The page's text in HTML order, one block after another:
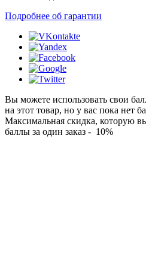
Подробнее об гарантии
Вы можете использовать свои
на этот товар, но у вас пока нет
Максимальная скидка, которую
баллы за один заказ - 10%